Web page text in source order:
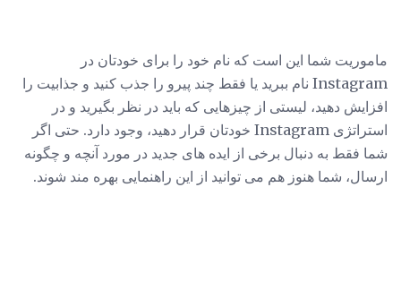
ماموریت شما این است که نام خود را برای خودتان در
Instagram نام ببرید یا فقط چند پیرو را جذب کنید و جذابیت را
افزایش دهید، لیستی از چیزهایی که باید در نظر بگیرید و در
استراتژی Instagram خودتان قرار دهید، وجود دارد. حتی اگر
شما فقط به دنبال برخی از ایده های جدید در مورد آنچه و چگونه
ارسال، شما هنوز هم می توانید از این راهنمایی بهره مند شوند.